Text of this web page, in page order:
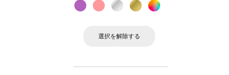
選択を解除する